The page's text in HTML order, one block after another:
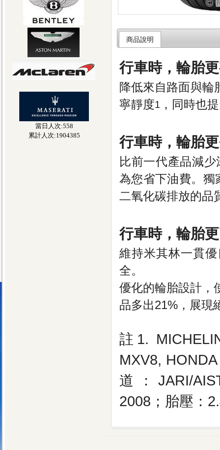
當日人次:558
累計人次:1904385
商品說明
行車時，輪胎
降低來自路面與輪
寧靜度1，同時也
行車時，輪胎
比前一代產品減
為您省下油費。獨
二氧化碳排放的品
行車時，輪胎
維持米其林一貫
全。
優化的輪胎設計，
品多出21%，展現
註1.
MXV8,
道：JARI/
2008；胎壓：